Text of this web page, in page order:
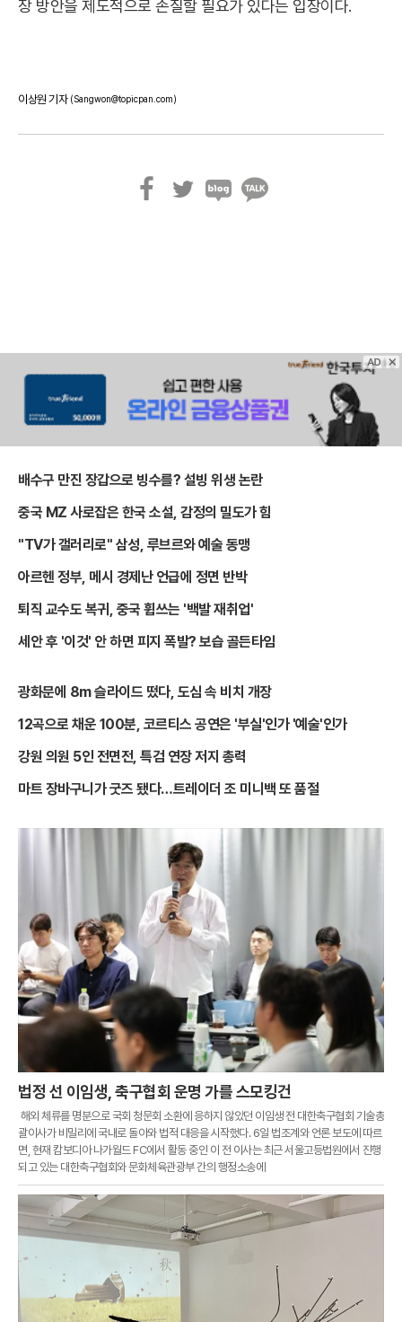
장 방안을 제도적으로 손질할 필요가 있다는 입장이다.
이상원 기자 (Sangwon@topicpan.com)
배수구 만진 장갑으로 빙수를? 설빙 위생 논란
중국 MZ 사로잡은 한국 소설, 감정의 밀도가 힘
"TV가 갤러리로" 삼성, 루브르와 예술 동맹
아르헨 정부, 메시 경제난 언급에 정면 반박
퇴직 교수도 복귀, 중국 휩쓰는 '백발 재취업'
세안 후 '이것' 안 하면 피지 폭발? 보습 골든타임
광화문에 8m 슬라이드 떴다, 도심 속 비치 개장
12곡으로 채운 100분, 코르티스 공연은 '부실'인가 '예술'인가
강원 의원 5인 전면전, 특검 연장 저지 총력
마트 장바구니가 굿즈 됐다…트레이더 조 미니백 또 품절
법정 선 이임생, 축구협회 운명 가를 스모킹건
해외 체류를 명분으로 국회 청문회 소환에 응하지 않았던 이임생 전 대한축구협회 기술총
괄이사가 비밀리에 국내로 돌아와 법적 대응을 시작했다. 6일 법조계와 언론 보도에 따르
면, 현재 캄보디아 나가월드 FC에서 활동 중인 이 전 이사는 최근 서울고등법원에서 진행
되고 있는 대한축구협회와 문화체육관광부 간의 행정소송에